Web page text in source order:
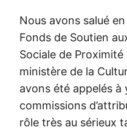
Nous avons salué
Fonds de Soutien
Sociale de Proximité
ministère de la
avons été appelés
commissions
rôle très au sérieux